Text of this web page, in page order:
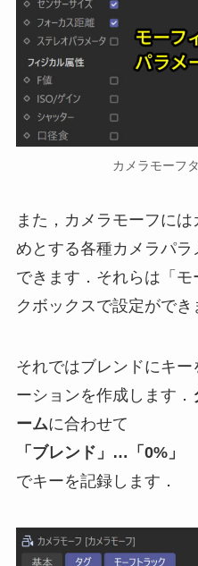
カメラモーフ
また，カメラモーフに
めとする各種カメラパ
できます．それらは「
クボックスで設定ができ
それではブレンドにキ
ーションを作成します．
ームに合わせて
「ブレンド」…「0%」
でキーを記録します．